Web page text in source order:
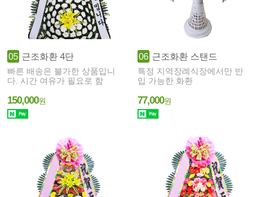
05 근조화환 4단
빠른 배송은 불가한 상품입니
다. 시간 여유가 필요로 함
150,000원
06 근조화환 스탠드
특정 지역장례식장에서만 반
입 가능한 화환
77,000원